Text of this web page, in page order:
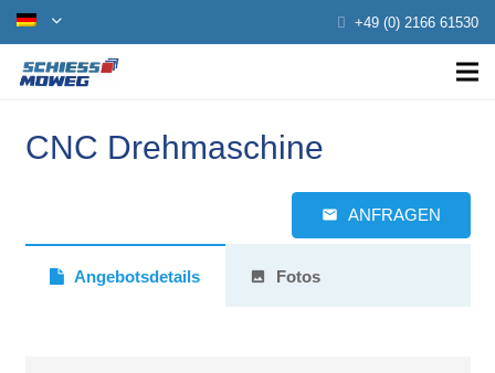
+49 (0) 2166 61530
CNC Drehmaschine
email ANFRAGEN
Angebotsdetails photo Fotos